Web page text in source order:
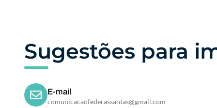
Sugestões para
E-mail
comunicacaofederassantas@gmail.com